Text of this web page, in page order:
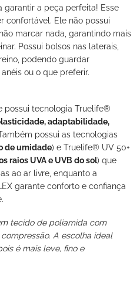
garantir a peça perfeita! Esse
confortável. Ele não possui
marcar nada, garantindo mais
Possui bolsos nas laterais,
podendo guardar
ou o que preferir.
possui tecnologia Truelife®
adaptabilidade,
possui as tecnologias
de umidade) e Truelife® UV 50+
raios UVA e UVB do sol) que
ao ar livre, enquanto a
garante conforto e confiança
tecido de poliamida com
A escolha ideal
é mais leve, fino e